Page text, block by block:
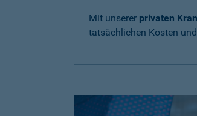
Mit unserer privaten
tatsächlichen Kosten